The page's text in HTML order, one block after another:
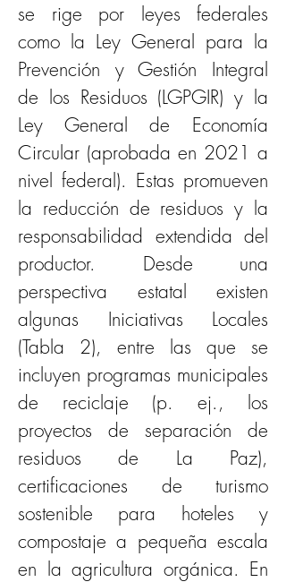
se rige por leyes federales
como la Ley General para la
Prevención y Gestión Integral
de los Residuos (LGPGIR) y la
Ley General de Economía
Circular (aprobada en 2021 a
nivel federal). Estas promueven
la reducción de residuos y la
responsabilidad extendida del
productor. Desde una
perspectiva estatal existen
algunas Iniciativas Locales
(Tabla 2), entre las que se
incluyen programas municipales
de reciclaje (p. ej., los
proyectos de separación de
residuos de La Paz),
certificaciones de turismo
sostenible para hoteles y
compostaje a pequeña escala
en la agricultura orgánica. En